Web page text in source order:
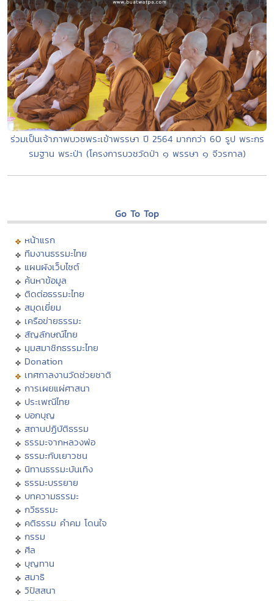
ร่วมเป็นเจ้าภาพบวชพระเข้าพรรษา ปี 2564 มากกว่า 60 รูป พระกร
รมฐาน พระป่า (โครงการบวชวัดป่า ๑ พรรษา ๑ จีวรกาล)
Go To Top
หน้าแรก
ทีมงานธรรมะไทย
แผนผังเว็บไซต์
ค้นหาข้อมูล
ติดต่อธรรมะไทย
สมุดเยี่ยม
เครือข่ายธรรมะ
สัญลักษณ์ไทย
มุมสมาชิกธรรมะไทย
Donation
เทศกาลงานวัดช่วยชาติ
การเผยแผ่ศาสนา
ประเพณีไทย
บอกบุญ
สถานปฏิบัติธรรม
ธรรมะจากหลวงพ่อ
ธรรมะกับเยาวชน
นิทานธรรมะบันเทิง
ธรรมะบรรยาย
บทความธรรมะ
กวีธรรมะ
คติธรรม คำคม โดนใจ
กรรม
ศีล
บุญทาน
สมาธิ
วิปัสสนา